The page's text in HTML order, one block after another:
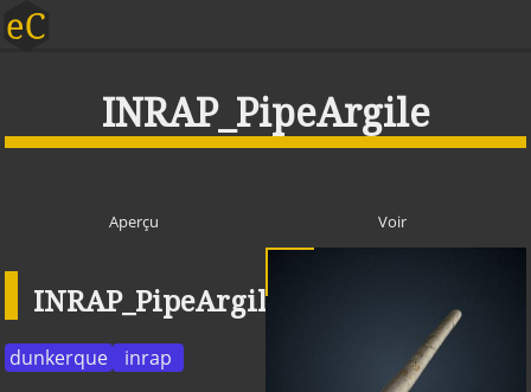
INRAP_PipeArgile
Aperçu Voir
INRAP_PipeArgile
dunkerque inrap